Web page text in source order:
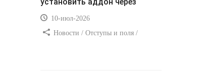
установить аддон через
10-июл-2026
Новости / Отступы и поля /